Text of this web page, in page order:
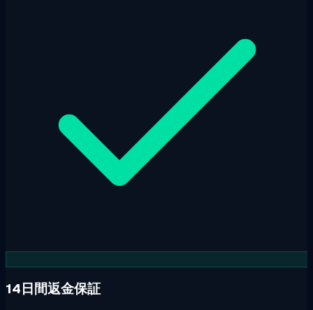
14日間返金保証